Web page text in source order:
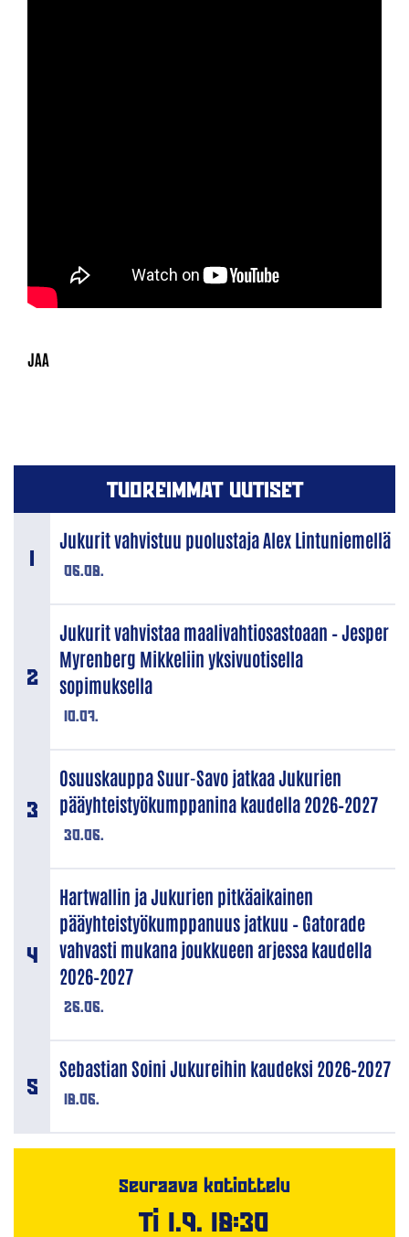
TUOREIMMAT UUTISET
06.08.
Jukurit vahvistuu puolustaja Alex Lintuniemellä
10.07.
Jukurit vahvistaa maalivahtiosastoaan – Jesper
Myrenberg Mikkeliin yksivuotisella
sopimuksella
30.06.
Osuuskauppa Suur-Savo jatkaa Jukurien
pääyhteistyökumppanina kaudella 2026–2027
26.06.
Hartwallin ja Jukurien pitkäaikainen
pääyhteistyökumppanuus jatkuu – Gatorade
vahvasti mukana joukkueen arjessa kaudella
2026–2027
18.06.
Sebastian Soini Jukureihin kaudeksi 2026–2027
Seuraava kotiottelu
Ti 1.9. 18:30